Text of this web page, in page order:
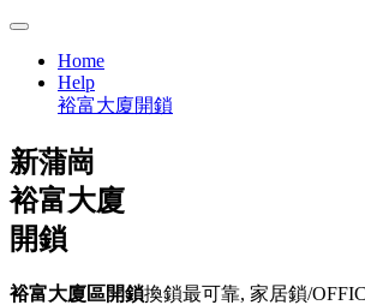
Home
Help
裕富大廈開鎖
新蒲崗
裕富大廈
開鎖
裕富大廈區開鎖換鎖最可靠, 家居鎖/